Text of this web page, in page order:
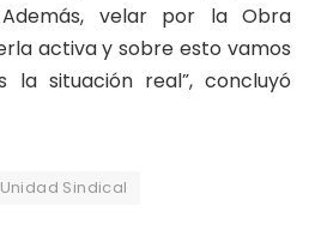
velar por la Obra
activa y sobre esto vamos
situación real”, concluyó
Unidad Sindical